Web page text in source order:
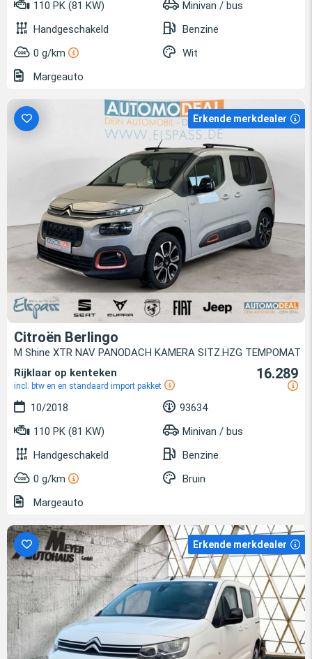
110 PK (81 KW)
Minivan / bus
Handgeschakeld
Benzine
0 g/km
Wit
Margeauto
Erkende merkdealer
Citroën Berlingo
M Shine XTR NAV PANODACH KAMERA SITZ.HZG TEMPOMAT
Rijklaar op kenteken
incl. btw en en standaard import pakket
16.289
10/2018
93634
110 PK (81 KW)
Minivan / bus
Handgeschakeld
Benzine
0 g/km
Bruin
Margeauto
Erkende merkdealer